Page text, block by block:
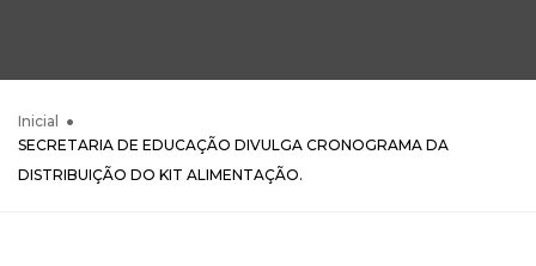
Inicial
SECRETARIA DE EDUCAÇÃO DIVULGA CRONOGRAMA DA
DISTRIBUIÇÃO DO KIT ALIMENTAÇÃO.